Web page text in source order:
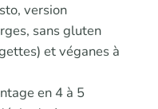
version
sans gluten
et véganes à
en 4 à 5